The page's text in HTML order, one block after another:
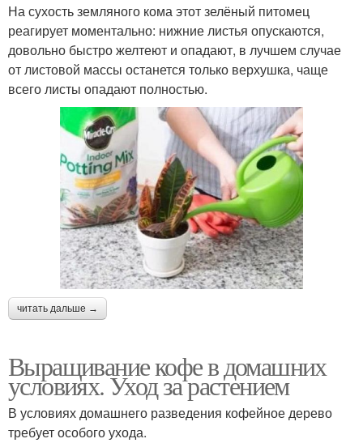
На сухость земляного кома этот зелёный питомец
реагирует моментально: нижние листья опускаются,
довольно быстро желтеют и опадают, в лучшем случае
от листовой массы останется только верхушка, чаще
всего листы опадают полностью.
читать дальше →
Выращивание кофе в домашних
условиях. Уход за растением
В условиях домашнего разведения кофейное дерево
требует особого ухода.